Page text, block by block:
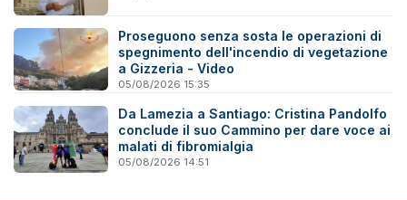
Proseguono senza sosta le operazioni di
spegnimento dell'incendio di vegetazione
a Gizzeria - Video
05/08/2026 15:35
Da Lamezia a Santiago: Cristina Pandolfo
conclude il suo Cammino per dare voce ai
malati di fibromialgia
05/08/2026 14:51